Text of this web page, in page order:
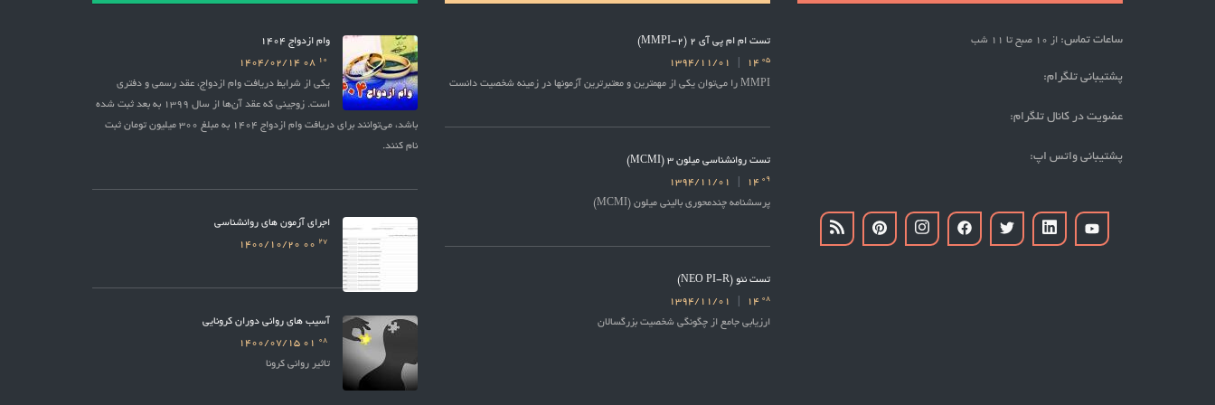
ساعات تماس: از 10 صبح تا 11 شب
پشتیبانی تلگرام:
عضویت در کانال تلگرام:
پشتیبانی واتس اپ:
تست ام ام پی آی 2 (MMPI-2)
05
14
1394/11/01
MMPI را می‌توان یکی از مهمترین و معتبرترین آزمونها در زمینه شخصیت دانست
تست روانشناسی میلون 3 (MCMI)
09
14
1394/11/01
پرسشنامه چندمحوری بالینی میلون (MCMI)
تست نئو (NEO PI-R)
08
14
1394/11/01
ارزیابی جامع از چگونگی شخصیت بزرگسالان
وام ازدواج 1404
10
1404/02/14
یکی از شرایط دریافت وام ازدواج، عقد رسمی و دفتری
است. زوجینی که عقد آن‌ها از سال 1399 به بعد ثبت شده
باشد، می‌توانند برای دریافت وام ازدواج 1404 به مبلغ 300 میلیون تومان ثبت
نام کنند.
اجرای آزمون های روانشناسی
27
1400/10/20
آسیب های روانی دوران کرونایی
08
1400/07/15
تاثیر روانی کرونا